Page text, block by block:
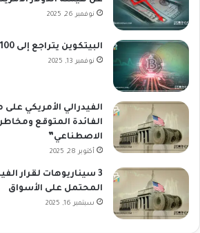
نوفمبر 26, 2025
البيتكوين يتراجع إلى 100 ألف دولار
نوفمبر 13, 2025
الفيدرالي الأمريكي
الفائدة المتوقع
الاصطناعي”
أكتوبر 28, 2025
3 سيناريوهات لقرار
المحتمل على الأسواق
سبتمبر 16, 2025